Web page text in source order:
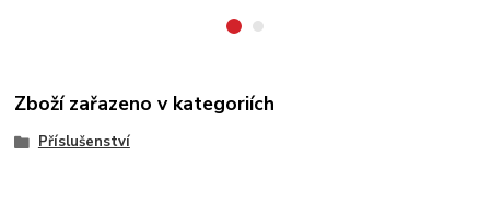
Zboží zařazeno v kategoriích
Příslušenství